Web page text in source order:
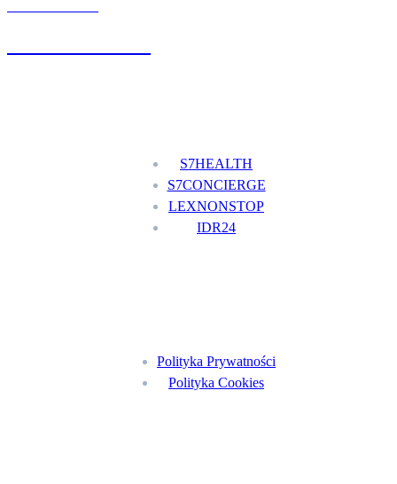
S7HEALTH
S7CONCIERGE
LEXNONSTOP
IDR24
Polityka Prywatności
Polityka Cookies